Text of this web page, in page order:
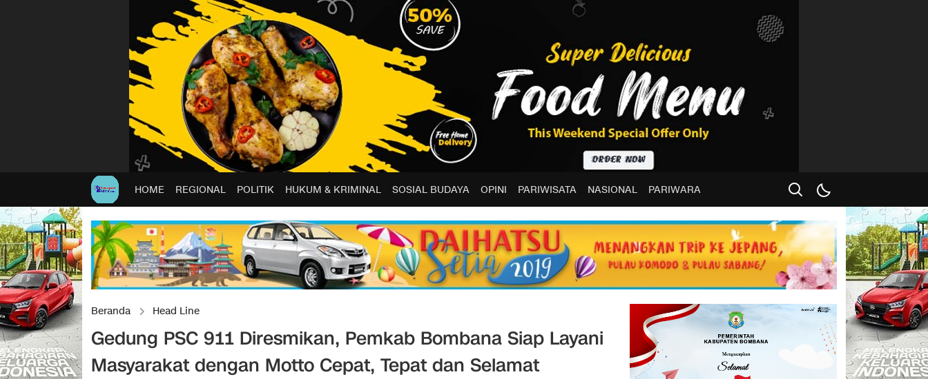
HOME REGIONAL POLITIK HUKUM & KRIMINAL SOSIAL BUDAYA OPINI PARIWISATA NASIONAL PARIWARA
Beranda Head Line
Gedung PSC 911 Diresmikan, Pemkab Bombana Siap Layani
Masyarakat dengan Motto Cepat, Tepat dan Selamat